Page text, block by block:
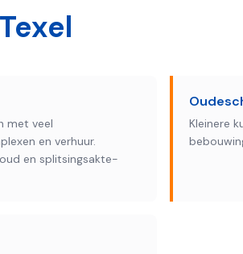
Texel
met veel
en verhuur.
en splitsings­akte­
Kleinere